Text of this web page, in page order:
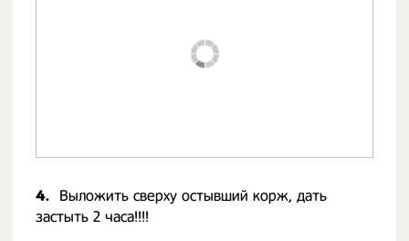
4.
Выложить сверху остывший корж, дать
застыть 2 часа!!!!